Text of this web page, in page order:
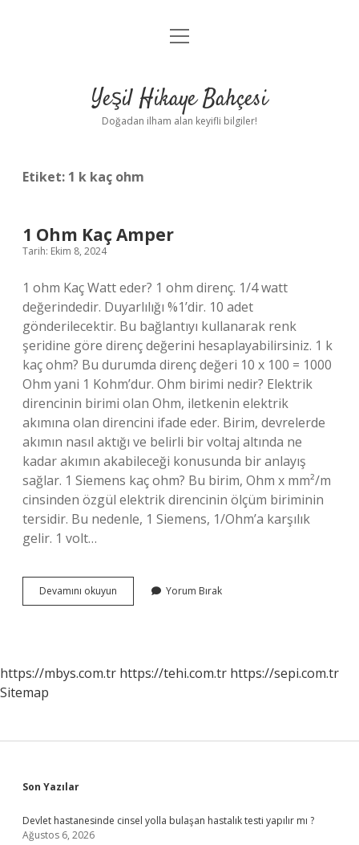
Anasayfa
Yasal Uyarı
menüyü
Yeşil Hikaye Bahçesi
Doğadan ilham alan keyifli bilgiler!
Etiket: 1 k kaç ohm
1 Ohm Kaç Amper
Tarih: Ekim 8, 2024
1 ohm Kaç Watt eder? 1 ohm direnç. 1/4 watt
değerindedir. Duyarlılığı %1’dir. 10 adet
gönderilecektir. Bu bağlantıyı kullanarak renk
şeridine göre direnç değerini hesaplayabilirsiniz. 1 k
kaç ohm? Bu durumda direnç değeri 10 x 100 = 1000
Ohm yani 1 Kohm’dur. Ohm birimi nedir? Elektrik
direncinin birimi olan Ohm, iletkenin elektrik
akımına olan direncini ifade eder. Birim, devrelerde
akımın nasıl aktığı ve belirli bir voltaj altında ne
kadar akımın akabileceği konusunda bir anlayış
sağlar. 1 Siemens kaç ohm? Bu birim, Ohm x mm²/m
cinsinden özgül elektrik direncinin ölçüm biriminin
tersidir. Bu nedenle, 1 Siemens, 1/Ohm’a karşılık
gelir. 1 volt…
Devamını okuyun
Ohm
Yorum Bırak
https://mbys.com.tr https://tehi.com.tr https://sepi.com.tr
Sitemap
Sidebar
Son Yazılar
Devlet hastanesinde cinsel yolla bulaşan hastalık testi yapılır mı ?
Ağustos 6, 2026